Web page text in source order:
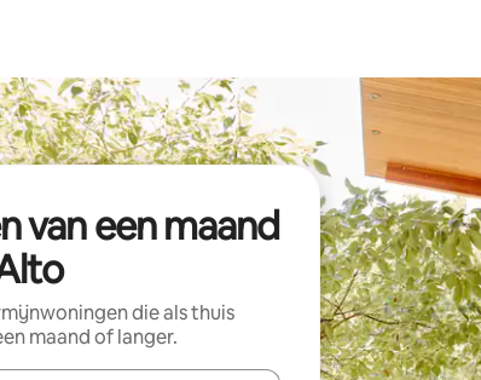
van een maand
die als thuis
maand of langer.